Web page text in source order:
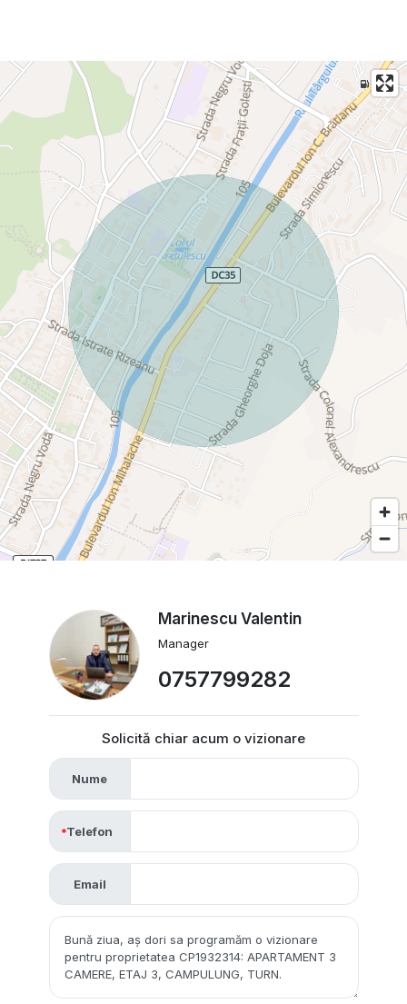
Marinescu Valentin
Manager
0757799282
Solicită chiar acum o vizionare
Nume
Telefon
Email